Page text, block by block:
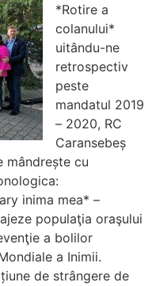
*Rotire a
colanului*
uitându-ne
retrospectiv
peste
mandatul 2019
– 2020, RC
Caransebeș
mândrește cu
inima mea* –
populaţia oraşului
a bolilor
a Inimii.
de strângere de